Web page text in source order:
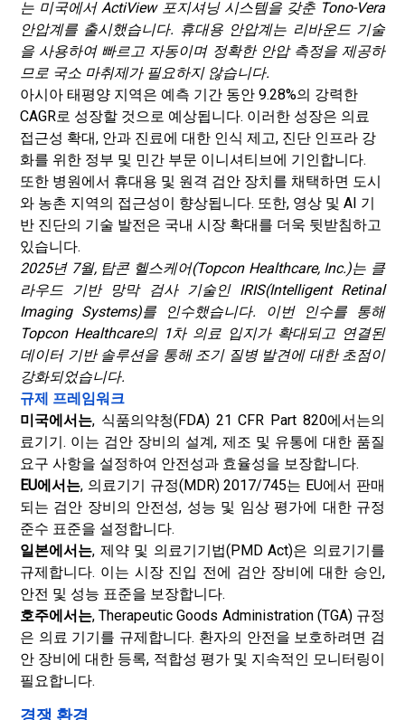
는 미국에서 ActiView 포지셔닝 시스템을 갖춘 Tono-Vera
안압계를 출시했습니다. 휴대용 안압계는 리바운드 기술
을 사용하여 빠르고 자동이며 정확한 안압 측정을 제공하
므로 국소 마취제가 필요하지 않습니다.
아시아 태평양 지역은 예측 기간 동안 9.28%의 강력한
CAGR로 성장할 것으로 예상됩니다. 이러한 성장은 의료
접근성 확대, 안과 진료에 대한 인식 제고, 진단 인프라 강
화를 위한 정부 및 민간 부문 이니셔티브에 기인합니다.
또한 병원에서 휴대용 및 원격 검안 장치를 채택하면 도시
와 농촌 지역의 접근성이 향상됩니다. 또한, 영상 및 AI 기
반 진단의 기술 발전은 국내 시장 확대를 더욱 뒷받침하고
있습니다.
2025년 7월, 탑콘 헬스케어(Topcon Healthcare, Inc.)는 클
라우드 기반 망막 검사 기술인 IRIS(Intelligent Retinal
Imaging Systems)를 인수했습니다. 이번 인수를 통해
Topcon Healthcare의 1차 의료 입지가 확대되고 연결된
데이터 기반 솔루션을 통해 조기 질병 발견에 대한 초점이
강화되었습니다.
규제 프레임워크
미국에서는, 식품의약청(FDA) 21 CFR Part 820에서는의
료기기. 이는 검안 장비의 설계, 제조 및 유통에 대한 품질
요구 사항을 설정하여 안전성과 효율성을 보장합니다.
EU에서는, 의료기기 규정(MDR) 2017/745는 EU에서 판매
되는 검안 장비의 안전성, 성능 및 임상 평가에 대한 규정
준수 표준을 설정합니다.
일본에서는, 제약 및 의료기기법(PMD Act)은 의료기기를
규제합니다. 이는 시장 진입 전에 검안 장비에 대한 승인,
안전 및 성능 표준을 보장합니다.
호주에서는, Therapeutic Goods Administration (TGA) 규정
은 의료 기기를 규제합니다. 환자의 안전을 보호하려면 검
안 장비에 대한 등록, 적합성 평가 및 지속적인 모니터링이
필요합니다.
경쟁 환경